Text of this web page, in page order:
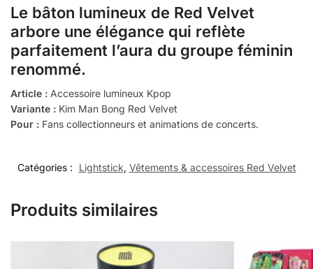
Le bâton lumineux de Red Velvet
arbore une élégance qui reflète
parfaitement l’aura du groupe féminin
renommé.
Article : Accessoire lumineux Kpop
Variante : Kim Man Bong Red Velvet
Pour : Fans collectionneurs et animations de concerts.
Catégories : Lightstick, Vêtements & accessoires Red Velvet
Produits similaires